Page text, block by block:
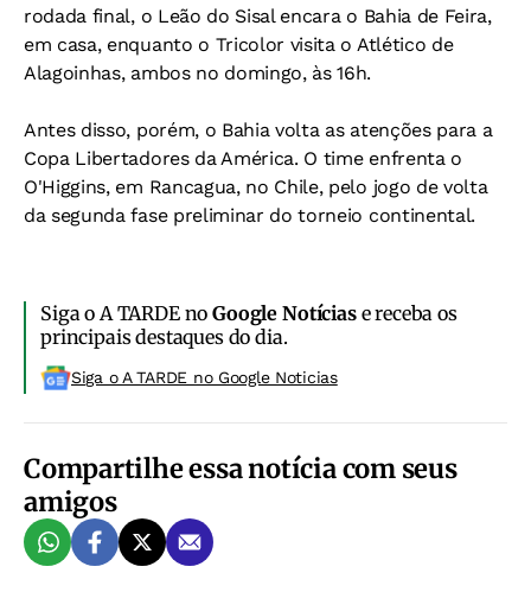
rodada final, o Leão do Sisal encara o Bahia de Feira,
em casa, enquanto o Tricolor visita o Atlético de
Alagoinhas, ambos no domingo, às 16h.
Antes disso, porém, o Bahia volta as atenções para a
Copa Libertadores da América. O time enfrenta o
O'Higgins, em Rancagua, no Chile, pelo jogo de volta
da segunda fase preliminar do torneio continental.
Siga o A TARDE noGoogle Notíciase receba os
principais destaques do dia.
Siga o A TARDE no Google Noticias
Compartilhe essa notícia com seus
amigos